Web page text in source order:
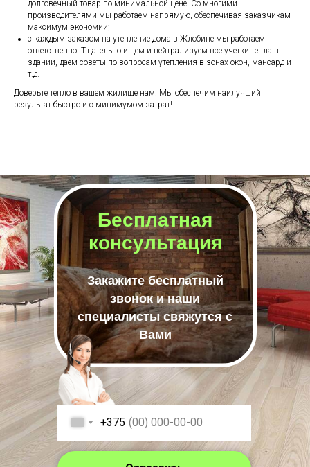
долговечный товар по минимальной цене. Со многими
производителями мы работаем напрямую, обеспечивая заказчикам
максимум экономии;
с каждым заказом на утепление дома в Жлобине мы работаем
ответственно. Тщательно ищем и нейтрализуем все учетки тепла в
здании, даем советы по вопросам утепления в зонах окон, мансард и
т.д.
Доверьте тепло в вашем жилище нам! Мы обеспечим наилучший
результат быстро и с минимумом затрат!
Бесплатная
консультация
Закажите бесплатный
звонок и наши
специалисты свяжутся с
Вами
+375